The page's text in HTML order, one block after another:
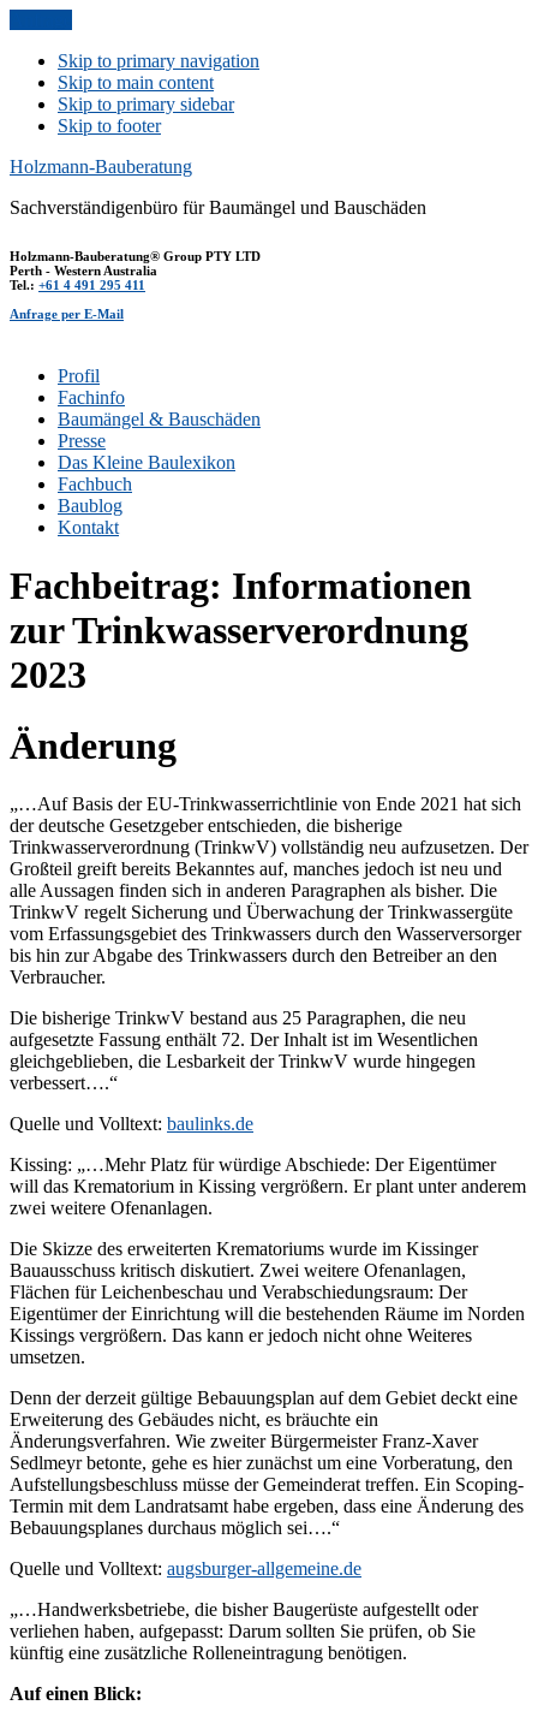
Skip to primary navigation
Skip to main content
Skip to primary sidebar
Skip to footer
Holzmann-Bauberatung
Sachverständigenbüro für Baumängel und Bauschäden
Holzmann-Bauberatung® Group PTY LTD
Perth - Western Australia
Tel.: +61 4 491 295 411
Anfrage per E-Mail
Profil
Fachinfo
Baumängel & Bauschäden
Presse
Das Kleine Baulexikon
Fachbuch
Baublog
Kontakt
Fachbeitrag: Informationen
zur Trinkwasserverordnung
2023
Änderung
„…Auf Basis der EU-Trinkwasserrichtlinie von Ende 2021 hat sich
der deutsche Gesetzgeber entschieden, die bisherige
Trinkwasserverordnung (TrinkwV) vollständig neu aufzusetzen. Der
Großteil greift bereits Bekanntes auf, manches jedoch ist neu und
alle Aussagen finden sich in anderen Paragraphen als bisher. Die
TrinkwV regelt Sicherung und Überwachung der Trinkwassergüte
vom Erfassungsgebiet des Trinkwassers durch den Wasserversorger
bis hin zur Abgabe des Trinkwassers durch den Betreiber an den
Verbraucher.
Die bisherige TrinkwV bestand aus 25 Paragraphen, die neu
aufgesetzte Fassung enthält 72. Der Inhalt ist im Wesentlichen
gleichgeblieben, die Lesbarkeit der TrinkwV wurde hingegen
verbessert….“
Quelle und Volltext: baulinks.de
Kissing: „…Mehr Platz für würdige Abschiede: Der Eigentümer
will das Krematorium in Kissing vergrößern. Er plant unter anderem
zwei weitere Ofenanlagen.
Die Skizze des erweiterten Krematoriums wurde im Kissinger
Bauausschuss kritisch diskutiert. Zwei weitere Ofenanlagen,
Flächen für Leichenbeschau und Verabschiedungsraum: Der
Eigentümer der Einrichtung will die bestehenden Räume im Norden
Kissings vergrößern. Das kann er jedoch nicht ohne Weiteres
umsetzen.
Denn der derzeit gültige Bebauungsplan auf dem Gebiet deckt eine
Erweiterung des Gebäudes nicht, es bräuchte ein
Änderungsverfahren. Wie zweiter Bürgermeister Franz-Xaver
Sedlmeyr betonte, gehe es hier zunächst um eine Vorberatung, den
Aufstellungsbeschluss müsse der Gemeinderat treffen. Ein Scoping-
Termin mit dem Landratsamt habe ergeben, dass eine Änderung des
Bebauungsplanes durchaus möglich sei….“
Quelle und Volltext: augsburger-allgemeine.de
„…Handwerksbetriebe, die bisher Baugerüste aufgestellt oder
verliehen haben, aufgepasst: Darum sollten Sie prüfen, ob Sie
künftig eine zusätzliche Rolleneintragung benötigen.
Auf einen Blick: